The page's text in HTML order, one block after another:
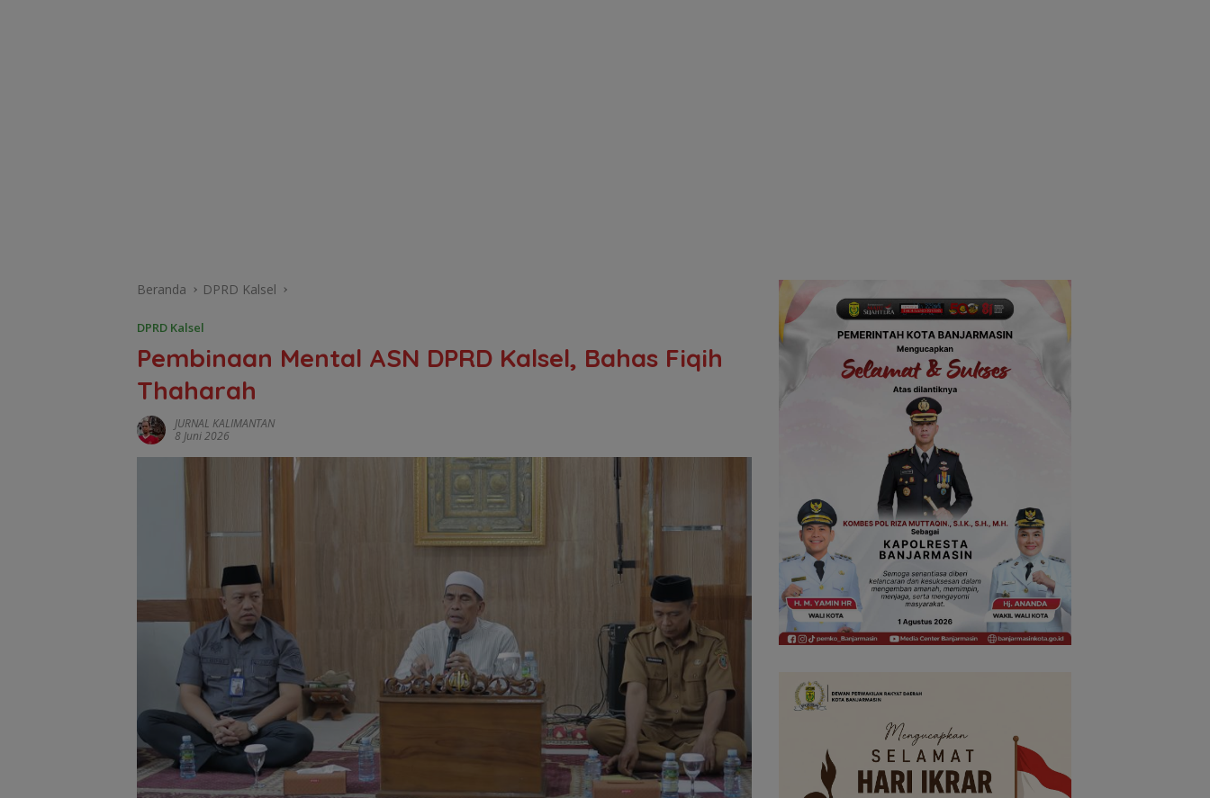
Beranda DPRD Kalsel
DPRD Kalsel
Pembinaan Mental ASN DPRD Kalsel, Bahas Fiqih
Thaharah
JURNAL KALIMANTAN
8 Juni 2026